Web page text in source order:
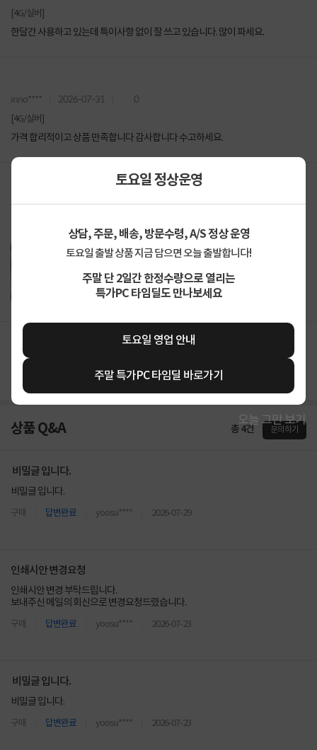
토요일 정상운영
상담, 주문, 배송, 방문수령, A/S 정상 운영
토요일 출발 상품 지금 담으면 오늘 출발합니다!
주말 단 2일간 한정수량으로 열리는
특가PC 타임딜도 만나보세요
토요일 영업 안내
주말 특가PC 타임딜 바로가기
오늘 그만 보기
[4G/실버]
한달간 사용하고 있는데 특이사항 없이 잘 쓰고 있습니다. 많이 파세요.
inno**** 2026-07-31 0
[4G/실버]
가격 합리적이고 상품 만족합니다 감사합니다 수고하세요.
mink**** 2026-07-29 0
상품 Q&A 총 4건 문의하기
비밀글 입니다.
비밀글 입니다.
구매 답변완료 yoosu**** 2026-07-29
인쇄시안 변경요청
인쇄시안 변경 부탁드립니다.
보내주신 메일의 회신으로 변경요청드렸습니다.
구매 답변완료 yoosu**** 2026-07-23
비밀글 입니다.
비밀글 입니다.
구매 답변완료 yoosu**** 2026-07-23